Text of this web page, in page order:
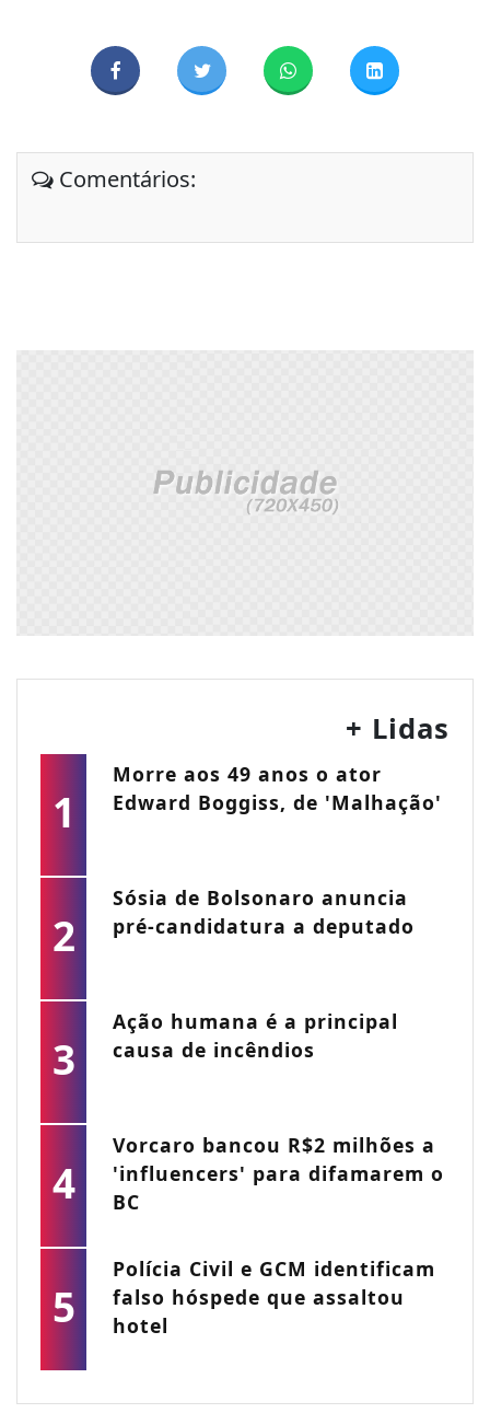
Comentários:
+ Lidas
1
Morre aos 49 anos o ator
Edward Boggiss, de 'Malhação'
2
Sósia de Bolsonaro anuncia
pré-candidatura a deputado
3
Ação humana é a principal
causa de incêndios
4
Vorcaro bancou R$2 milhões a
'influencers' para difamarem o
BC
5
Polícia Civil e GCM identificam
falso hóspede que assaltou
hotel